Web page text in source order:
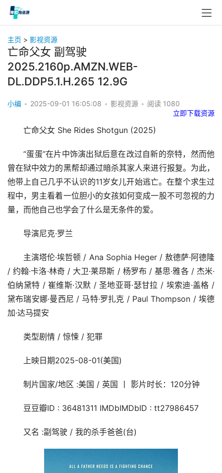
主页 > 影视资源
亡命父女 副驾驶
2025.2160p.AMZN.WEB-
DL.DDP5.1.H.265 12.9G
小编 • 2025-09-01 16:05:08 • 影视资源 • 阅读 1080
立即下载资源
亡命父女 She Rides Shotgun (2025)
“蛋蛋”在片中饰演出狱后意在改过自新的奈特，然而他
曾在狱中效力的黑帮却通过暗杀其家人来进行报复。为此，
他带上自己几乎不认识的11岁女儿开始逃亡。在整个求生过
程中，男主看着一位胆小的女孩如何变成一股不可忽视的力
量，而他自己也学会了什么是无条件的爱。
导演尼克·罗兰
主演塔伦·埃哲顿 / Ana Sophia Heger / 敖德萨·阿德隆
/ 约翰·卡洛·林奇 / 大卫·莱昂斯 / 杨罗布 / 基思·雅各 / 杰米·
伯纳黛特 / 崔维斯·汉默 / 圣地亚哥·瑟甘拉 / 埃索迪·盖格 /
黛布瑞安娜·曼西尼 / 马特·罗扎克 / Paul Thompson / 埃德
加·达马提安
类型剧情 / 惊悚 / 犯罪
上映日期2025-08-01(美国)
制片国家/地区 :美国 / 英国 丨 影片时长：120分钟
豆豆瓣ID : 36481311 IMDbIMDbID : tt27986457
又名 :副驾驶 / 我的杀手爸爸(台)